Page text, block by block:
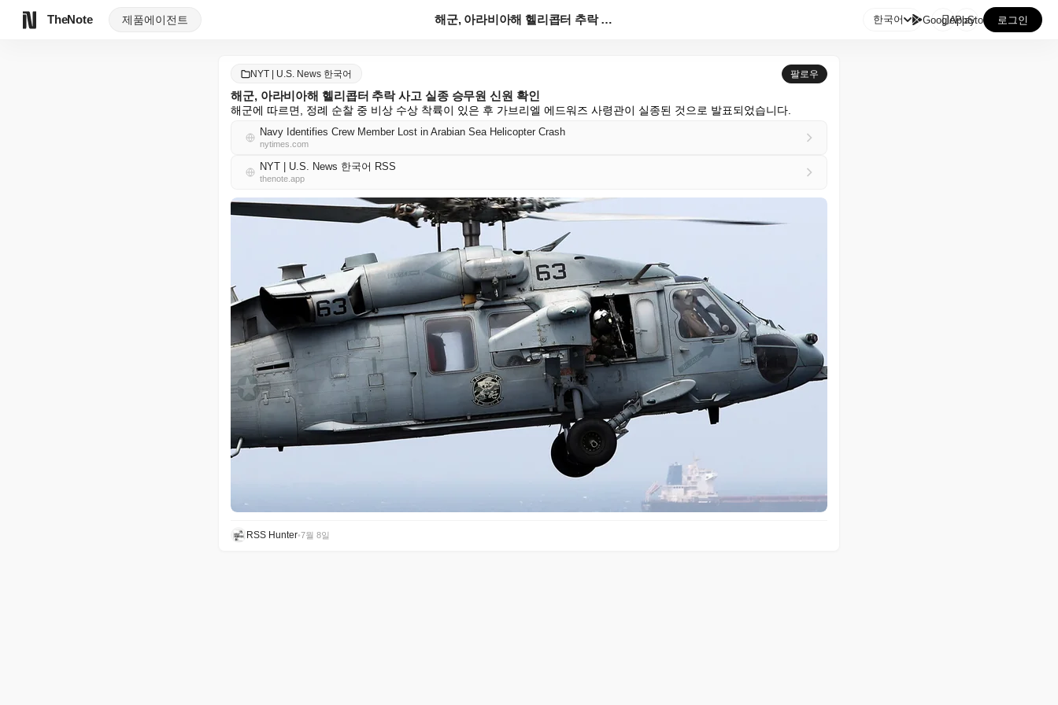
TheNote 제품에이전트 해군, 아라비아해 헬리콥터 추락 사고 실종 승무원 신원... 한국어 GooglePlay
AppStore 로그인
NYT | U.S. News 한국어 팔로우
해군, 아라비아해 헬리콥터 추락 사고 실종 승무원 신원 확인
해군에 따르면, 정례 순찰 중 비상 수상 착륙이 있은 후 가브리엘 에드워즈 사령관이 실종된 것으로 발표되었습니다.
Navy Identifies Crew Member Lost in Arabian Sea Helicopter Crash
nytimes.com
NYT | U.S. News 한국어 RSS
thenote.app
RSS Hunter•7월 8일